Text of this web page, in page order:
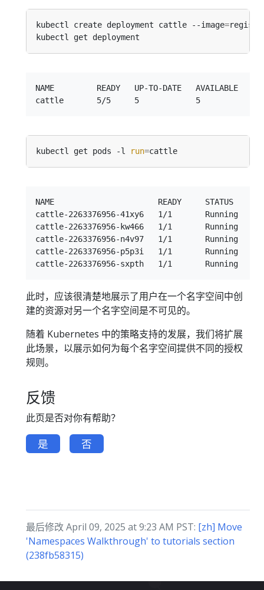
kubectl create deployment cattle --image=
NAME         READY   UP-TO-DATE   AVAILABLE
kubectl get pods -l run=
NAME                      READY     STATUS
cattle-2263376956-41xy6   1/1       Running
cattle-2263376956-kw466   1/1       Running
cattle-2263376956-n4v97   1/1       Running
cattle-2263376956-p5p3i   1/1       Running
此时，应该很清楚地展示了用户在一个名字空间中创
建的资源对另一个名字空间是不可见的。
随着 Kubernetes 中的策略支持的发展，我们将扩展
此场景，以展示如何为每个名字空间提供不同的授权
规则。
反馈
此页是否对你有帮助？
是 否
最后修改 April 09, 2025 at 9:23 AM PST: [zh] Move
'Namespaces Walkthrough' to tutorials section
(238fb58315)